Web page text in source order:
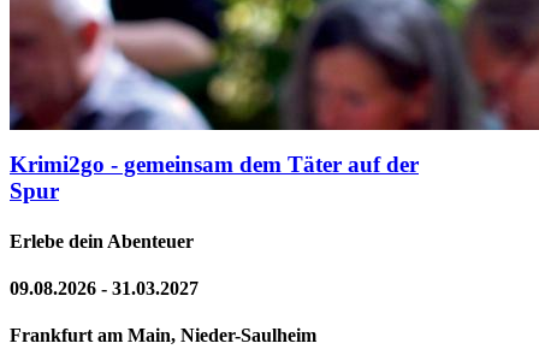
Krimi2go - gemeinsam dem Täter auf der
Spur
Erlebe dein Abenteuer
09.08.2026 - 31.03.2027
Frankfurt am Main, Nieder-Saulheim